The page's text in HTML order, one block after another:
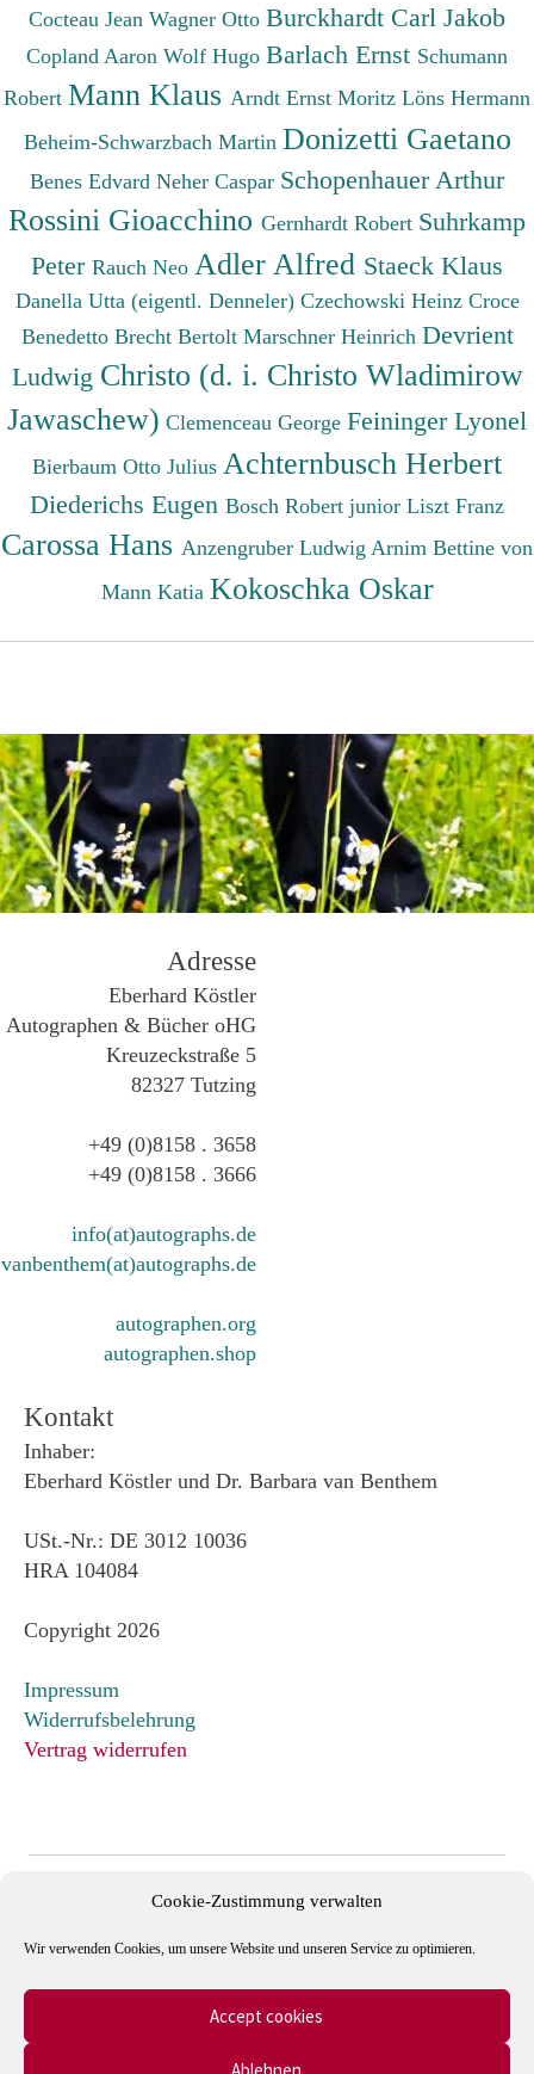
Cookie-Zustimmung verwalten
Wir verwenden Cookies, um unsere Website und unseren Service zu optimieren.
Accept cookies
Ablehnen
Cocteau Jean Wagner Otto Burckhardt Carl Jakob
Copland Aaron Wolf Hugo Barlach Ernst Schumann
Robert Mann Klaus Arndt Ernst Moritz Löns Hermann
Beheim-Schwarzbach Martin Donizetti Gaetano
Benes Edvard Neher Caspar Schopenhauer Arthur
Rossini Gioacchino Gernhardt Robert Suhrkamp
Peter Rauch Neo Adler Alfred Staeck Klaus
Danella Utta (eigentl. Denneler) Czechowski Heinz Croce
Benedetto Brecht Bertolt Marschner Heinrich Devrient
Ludwig Christo (d. i. Christo Wladimirow
Jawaschew) Clemenceau George Feininger Lyonel
Bierbaum Otto Julius Achternbusch Herbert
Diederichs Eugen Bosch Robert junior Liszt Franz
Carossa Hans Anzengruber Ludwig Arnim Bettine von
Mann Katia Kokoschka Oskar
Adresse
Eberhard Köstler
Autographen & Bücher oHG
Kreuzeckstraße 5
82327 Tutzing
+49 (0)8158 . 3658
+49 (0)8158 . 3666
info(at)autographs.de
vanbenthem(at)autographs.de
autographen.org
autographen.shop
Kontakt
Inhaber:
Eberhard Köstler und Dr. Barbara van Benthem
USt.-Nr.: DE 3012 10036
HRA 104084
Copyright 2026
Impressum
Widerrufsbelehrung
Vertrag widerrufen
Mitglied im Verband Deutscher Antiquare e.V. und in der